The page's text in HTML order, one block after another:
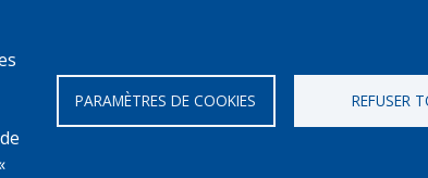
PARAMÈTRES DE COOKIES REFUSER